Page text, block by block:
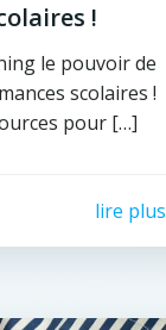
!
le pouvoir de
scolaires !
pour […]
lire plus